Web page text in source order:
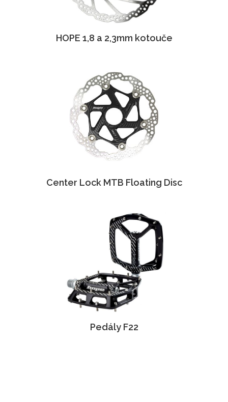
HOPE 1,8 a 2,3mm kotouče
Center Lock MTB Floating Disc
Pedály F22